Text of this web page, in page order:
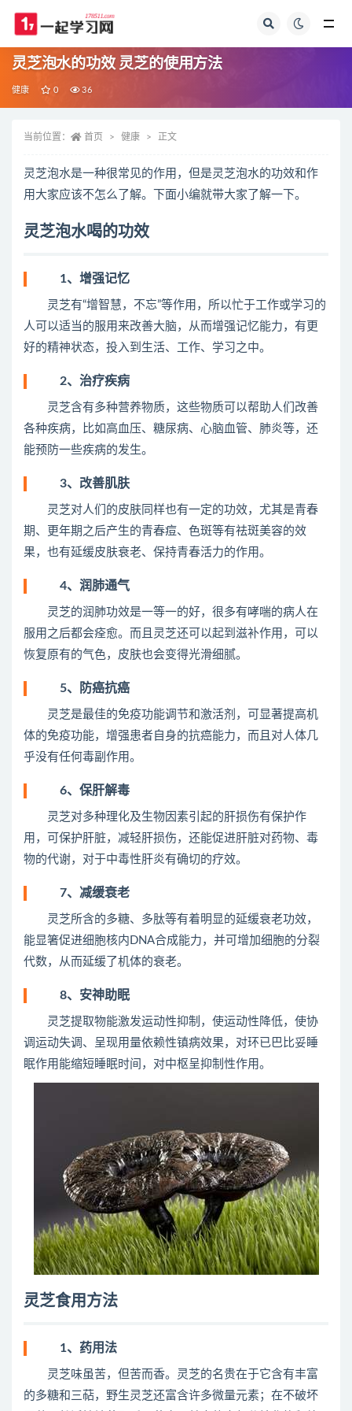
灵芝泡水的功效 灵芝的使用方法
健康 0 36
当前位置： 首页 健康 正文
灵芝泡水是一种很常见的作用，但是灵芝泡水的功效和作
用大家应该不怎么了解。下面小编就带大家了解一下。
灵芝泡水喝的功效
1、增强记忆
灵芝有“增智慧，不忘”等作用，所以忙于工作或学习的
人可以适当的服用来改善大脑，从而增强记忆能力，有更
好的精神状态，投入到生活、工作、学习之中。
2、治疗疾病
灵芝含有多种营养物质，这些物质可以帮助人们改善
各种疾病，比如高血压、糖尿病、心脑血管、肺炎等，还
能预防一些疾病的发生。
3、改善肌肤
灵芝对人们的皮肤同样也有一定的功效，尤其是青春
期、更年期之后产生的青春痘、色斑等有祛斑美容的效
果，也有延缓皮肤衰老、保持青春活力的作用。
4、润肺通气
灵芝的润肺功效是一等一的好，很多有哮喘的病人在
服用之后都会痊愈。而且灵芝还可以起到滋补作用，可以
恢复原有的气色，皮肤也会变得光滑细腻。
5、防癌抗癌
灵芝是最佳的免疫功能调节和激活剂，可显著提高机
体的免疫功能，增强患者自身的抗癌能力，而且对人体几
乎没有任何毒副作用。
6、保肝解毒
灵芝对多种理化及生物因素引起的肝损伤有保护作
用，可保护肝脏，减轻肝损伤，还能促进肝脏对药物、毒
物的代谢，对于中毒性肝炎有确切的疗效。
7、减缓衰老
灵芝所含的多糖、多肽等有着明显的延缓衰老功效，
能显箸促进细胞核内DNA合成能力，并可增加细胞的分裂
代数，从而延缓了机体的衰老。
8、安神助眠
灵芝提取物能激发运动性抑制，使运动性降低，使协
调运动失调、呈现用量依赖性镇病效果，对环已巴比妥睡
眠作用能缩短睡眠时间，对中枢呈抑制性作用。
灵芝食用方法
1、药用法
灵芝味虽苦，但苦而香。灵芝的名贵在于它含有丰富
的多糖和三萜，野生灵芝还富含许多微量元素；在不破坏